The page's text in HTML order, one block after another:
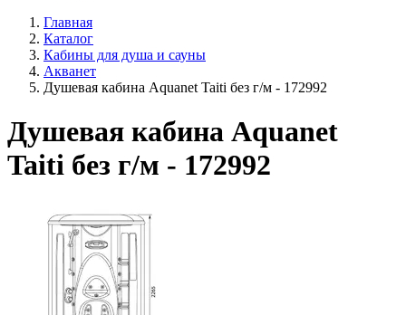
Главная
Каталог
Кабины для душа и сауны
Акванет
Душевая кабина Aquanet Taiti без г/м - 172992
Душевая кабина Aquanet
Taiti без г/м - 172992